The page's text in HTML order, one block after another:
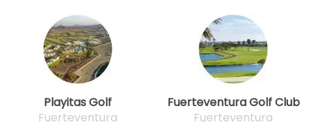
Playitas Golf
Fuerteventura
Fuerteventura Golf Club
Fuerteventura